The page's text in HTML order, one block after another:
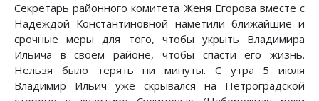
Секретарь районного комитета Женя Егорова вместе с
Надеждой Константиновной наметили ближайшие и
срочные меры для того, чтобы укрыть Владимира
Ильича в своем районе, чтобы спасти его жизнь.
Нельзя было терять ни минуты. С утра 5 июля
Владимир Ильич уже скрывался на Петроградской